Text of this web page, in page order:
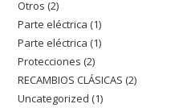
producto
Otros 22
productos
Parte eléctrica 11
producto
Parte eléctrica 11
Protecciones 22
productos
RECAMBIOS CLÁSICAS 22
Uncategorized 11